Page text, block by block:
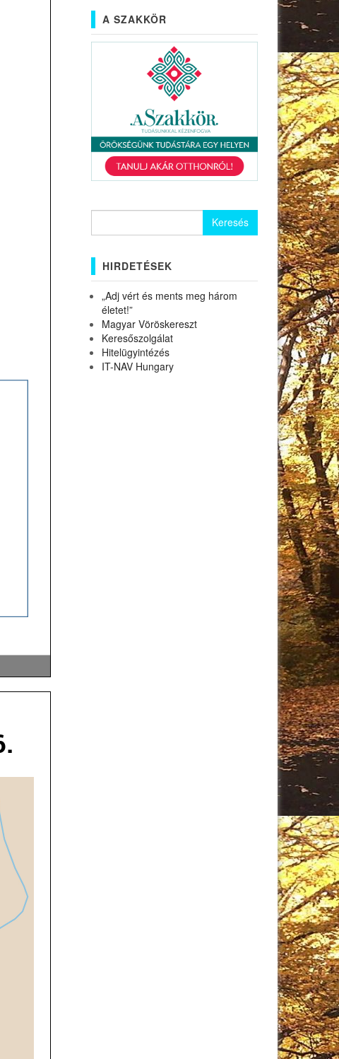
A SZAKKÖR
HIRDETÉSEK
„Adj vért és ments meg három
életet!”
Magyar Vöröskereszt
Keresőszolgálat
Hitelügyintézés
IT-NAV Hungary